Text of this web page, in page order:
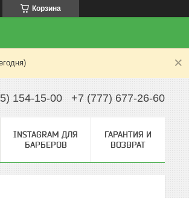
Корзина
154-15-00 +7 (777) 677-26-60
INSTAGRAM ДЛЯ
БАРБЕРОВ
ГАРАНТИЯ И
ВОЗВРАТ